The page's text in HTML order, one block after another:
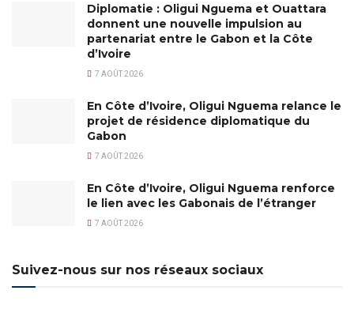
Diplomatie : Oligui Nguema et Ouattara
donnent une nouvelle impulsion au
partenariat entre le Gabon et la Côte
d’Ivoire
7 AOÛT 2026
En Côte d’Ivoire, Oligui Nguema relance le
projet de résidence diplomatique du
Gabon
7 AOÛT 2026
En Côte d’Ivoire, Oligui Nguema renforce
le lien avec les Gabonais de l’étranger
7 AOÛT 2026
Suivez-nous sur nos réseaux sociaux